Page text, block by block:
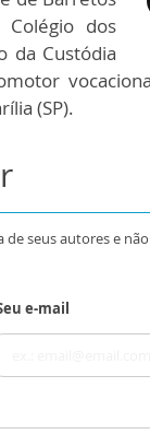
dos
da Custódia
(SP).
seus autores e
e-mail